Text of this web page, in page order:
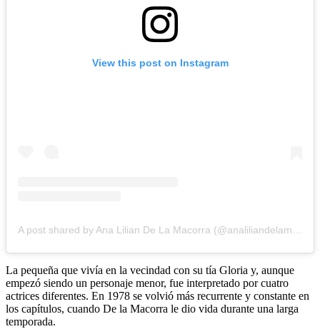
View this post on Instagram
La pequeña que vivía en la vecindad con su tía Gloria y, aunque
empezó siendo un personaje menor, fue interpretado por cuatro
actrices diferentes. En 1978 se volvió más recurrente y constante en
los capítulos, cuando De la Macorra le dio vida durante una larga
temporada.